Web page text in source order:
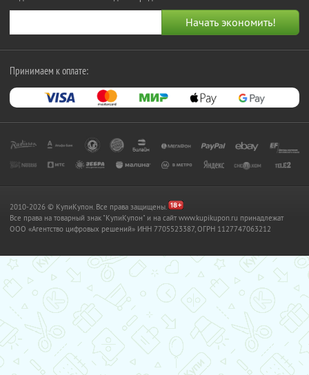
Принимаем к оплате:
2010-2026 © КупиКупон. Все права защищены.
Все права на товарный знак "КупиКупон" и на сайт www.kupikupon.ru принадлежат
OOO «Агентство цифровых решений» ИНН 7705523387, ОГРН 1127747063212